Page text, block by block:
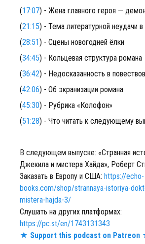
(17:07) - Жена главного героя —
(21:15) - Тема литературной неудачи
(28:51) - Сцены новогодней ёлки
(34:45) - Кольцевая структура романа
(36:42) - Недосказанность в
(42:06) - Об экранизации романа
(45:30) - Рубрика «Колофон»
(51:28) - Что читать к следующему
В следующем выпуске: «Странная
Джекила и мистера Хайда», Роберт
Заказать в Европу и США: https://echo-
books.com/shop/strannaya-istoriya-
mistera-hajda-3/
Слушать на других платформах:
https://pc.st/en/1743131343
★ Support this podcast on Patreon